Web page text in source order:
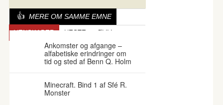
MERE OM SAMME EMNE
VENSKABER HESTE ØLIV
Ankomster og afgange –
alfabetiske erindringer om
tid og sted af Benn Q. Holm
Minecraft. Bind 1 af Sfé R.
Monster